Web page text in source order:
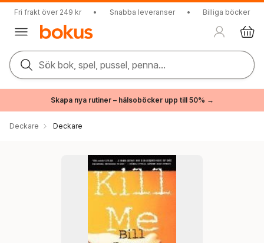
Fri frakt över 249 kr • Snabba leveranser • Billiga böcker
Sök bok, spel, pussel, penna...
Skapa nya rutiner – hälsoböcker upp till 50% →
Deckare Deckare